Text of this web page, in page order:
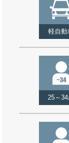
軽自動
25～